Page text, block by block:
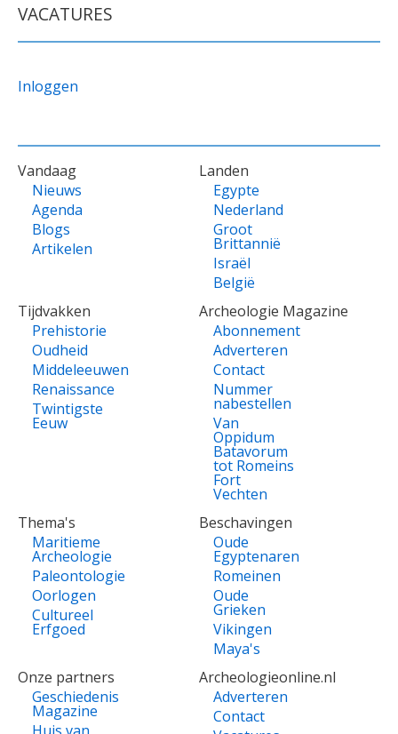
VACATURES
Inloggen
VOET
Vandaag
Nieuws
Agenda
Blogs
Artikelen
Landen
Egypte
Nederland
Groot
Brittannië
Israël
België
Tijdvakken
Prehistorie
Oudheid
Middeleeuwen
Renaissance
Twintigste
Eeuw
Archeologie Magazine
Abonnement
Adverteren
Contact
Nummer
nabestellen
Van
Oppidum
Batavorum
tot Romeins
Fort
Vechten
Thema's
Maritieme
Archeologie
Paleontologie
Oorlogen
Cultureel
Erfgoed
Beschavingen
Oude
Egyptenaren
Romeinen
Oude
Grieken
Vikingen
Maya's
Onze partners
Geschiedenis
Magazine
Archeologieonline.nl
Adverteren
Contact